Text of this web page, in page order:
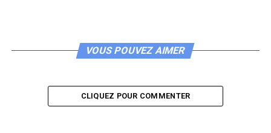
VOUS POUVEZ AIMER
CLIQUEZ POUR COMMENTER